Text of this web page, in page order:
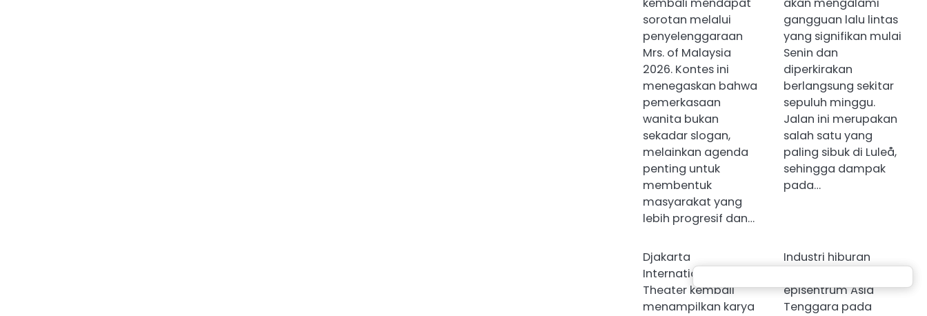
kembali mendapat
sorotan melalui
penyelenggaraan
Mrs. of Malaysia
2026. Kontes ini
menegaskan bahwa
pemerkasaan
wanita bukan
sekadar slogan,
melainkan agenda
penting untuk
membentuk
masyarakat yang
lebih progresif dan…
akan mengalami
gangguan lalu lintas
yang signifikan mulai
Senin dan
diperkirakan
berlangsung sekitar
sepuluh minggu.
Jalan ini merupakan
salah satu yang
paling sibuk di Luleå,
sehingga dampak
pada…
Djakarta
International
Theater kembali
menampilkan karya
Industri hiburan
episentrum Asia
Tenggara pada